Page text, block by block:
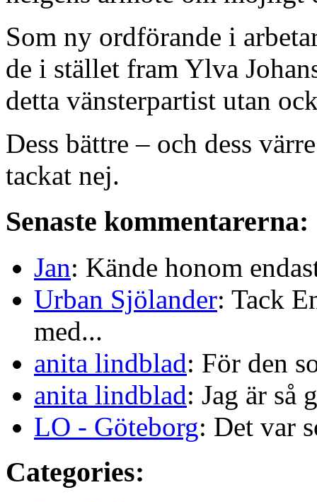
Som ny ordförande i
de i stället fram Ylva
detta vänsterpartist utan
Dess bättre – och dess
tackat nej.
Senaste kommentarerna:
Jan: Kände honom
Urban Sjölander: Tack
med...
anita lindblad: För den
anita lindblad: Jag är så
LO - Göteborg: Det var
Categories: